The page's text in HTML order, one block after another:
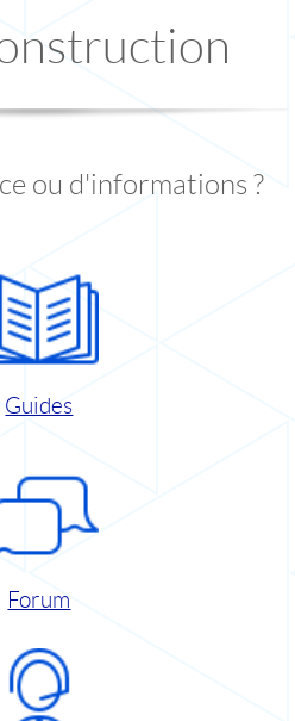
ou d'informations ?
Guides
Forum